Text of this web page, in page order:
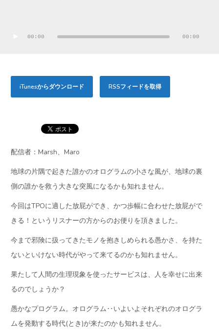
ヤ
00:00 00:00
iTunesからダウンロード RSSフィードを取得
配信者：Marsh、Maro
地球の片隅で起きた誰かのオログラムの小さな風が、地球の裏
側の誰かを救う大きな突風になるかも知れません。
今回はTPOに適した放屁ができ、かつ歩幅に合わせた放屁がで
きる！というリスナーの方からのお便りを頂きました。
今まで邪険に扱ってきたモノを抱きしめられる愚かさ、を持た
ないといけない時代がやって来てるのかも知れません。
果たして人間の生理現象を使ったサービスは、人を幸せに出来
るのでしょうか？
愚かなプログラム。オログラム‥いよいよそれぞれのオログラ
ムを発動する時代(とき)が来たのかも知れません。